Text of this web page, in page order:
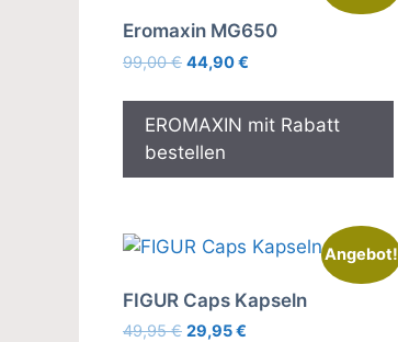
Eromaxin MG650
99,00€ Ursprünglicher
war:
99,00 €
44,90€
ist:
44,90 €.
EROMAXIN mit Rabatt
bestellen
Angebot!
FIGUR Caps Kapseln
49,95€ Ursprünglicher
29,95€